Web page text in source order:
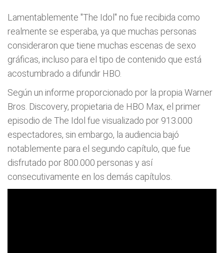
Lamentablemente "The Idol" no fue recibida como
realmente se esperaba, ya que muchas personas
consideraron que tiene muchas escenas de sexo
gráficas, incluso para el tipo de contenido que está
acostumbrado a difundir HBO.
Según un informe proporcionado por la propia Warner
Bros. Discovery, propietaria de HBO Max, el primer
episodio de The Idol fue visualizado por 913.000
espectadores, sin embargo, la audiencia bajó
notablemente para el segundo capítulo, que fue
disfrutado por 800.000 personas y así
consecutivamente en los demás capítulos.